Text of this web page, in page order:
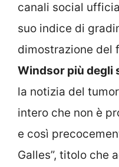
canali social
suo indice di
dimostrazione del
Windsor più degli
la notizia del
intero che non è
e così
Galles”, titolo che